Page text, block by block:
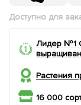
Доступно для
Лидер №1
Растения
16 000